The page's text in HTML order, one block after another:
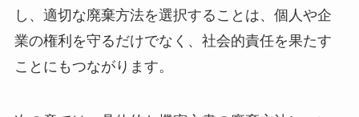
し、適切な廃棄方法を選択することは、個人や企
業の権利を守るだけでなく、社会的責任を果たす
ことにもつながります。